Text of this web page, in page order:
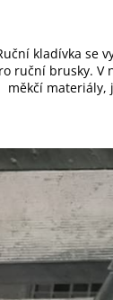
kladívka se
ruční brusky. V
měkčí materiály,